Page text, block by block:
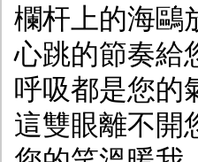
欄杆上的海鷗
心跳的節奏給
呼吸都是您的
這雙眼離不開